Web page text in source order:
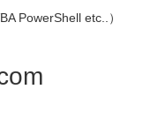
PowerShell etc..）